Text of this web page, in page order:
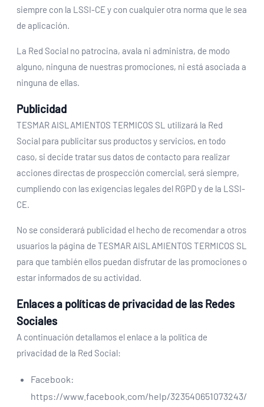
siempre con la LSSI-CE y con cualquier otra norma que le sea
de aplicación.
La Red Social no patrocina, avala ni administra, de modo
alguno, ninguna de nuestras promociones, ni está asociada a
ninguna de ellas.
Publicidad
TESMAR AISLAMIENTOS TERMICOS SL utilizará la Red
Social para publicitar sus productos y servicios, en todo
caso, si decide tratar sus datos de contacto para realizar
acciones directas de prospección comercial, será siempre,
cumpliendo con las exigencias legales del RGPD y de la LSSI-
CE.
No se considerará publicidad el hecho de recomendar a otros
usuarios la página de TESMAR AISLAMIENTOS TERMICOS SL
para que también ellos puedan disfrutar de las promociones o
estar informados de su actividad.
Enlaces a políticas de privacidad de las Redes
Sociales
A continuación detallamos el enlace a la política de
privacidad de la Red Social:
Facebook:
https://www.facebook.com/help/323540651073243/